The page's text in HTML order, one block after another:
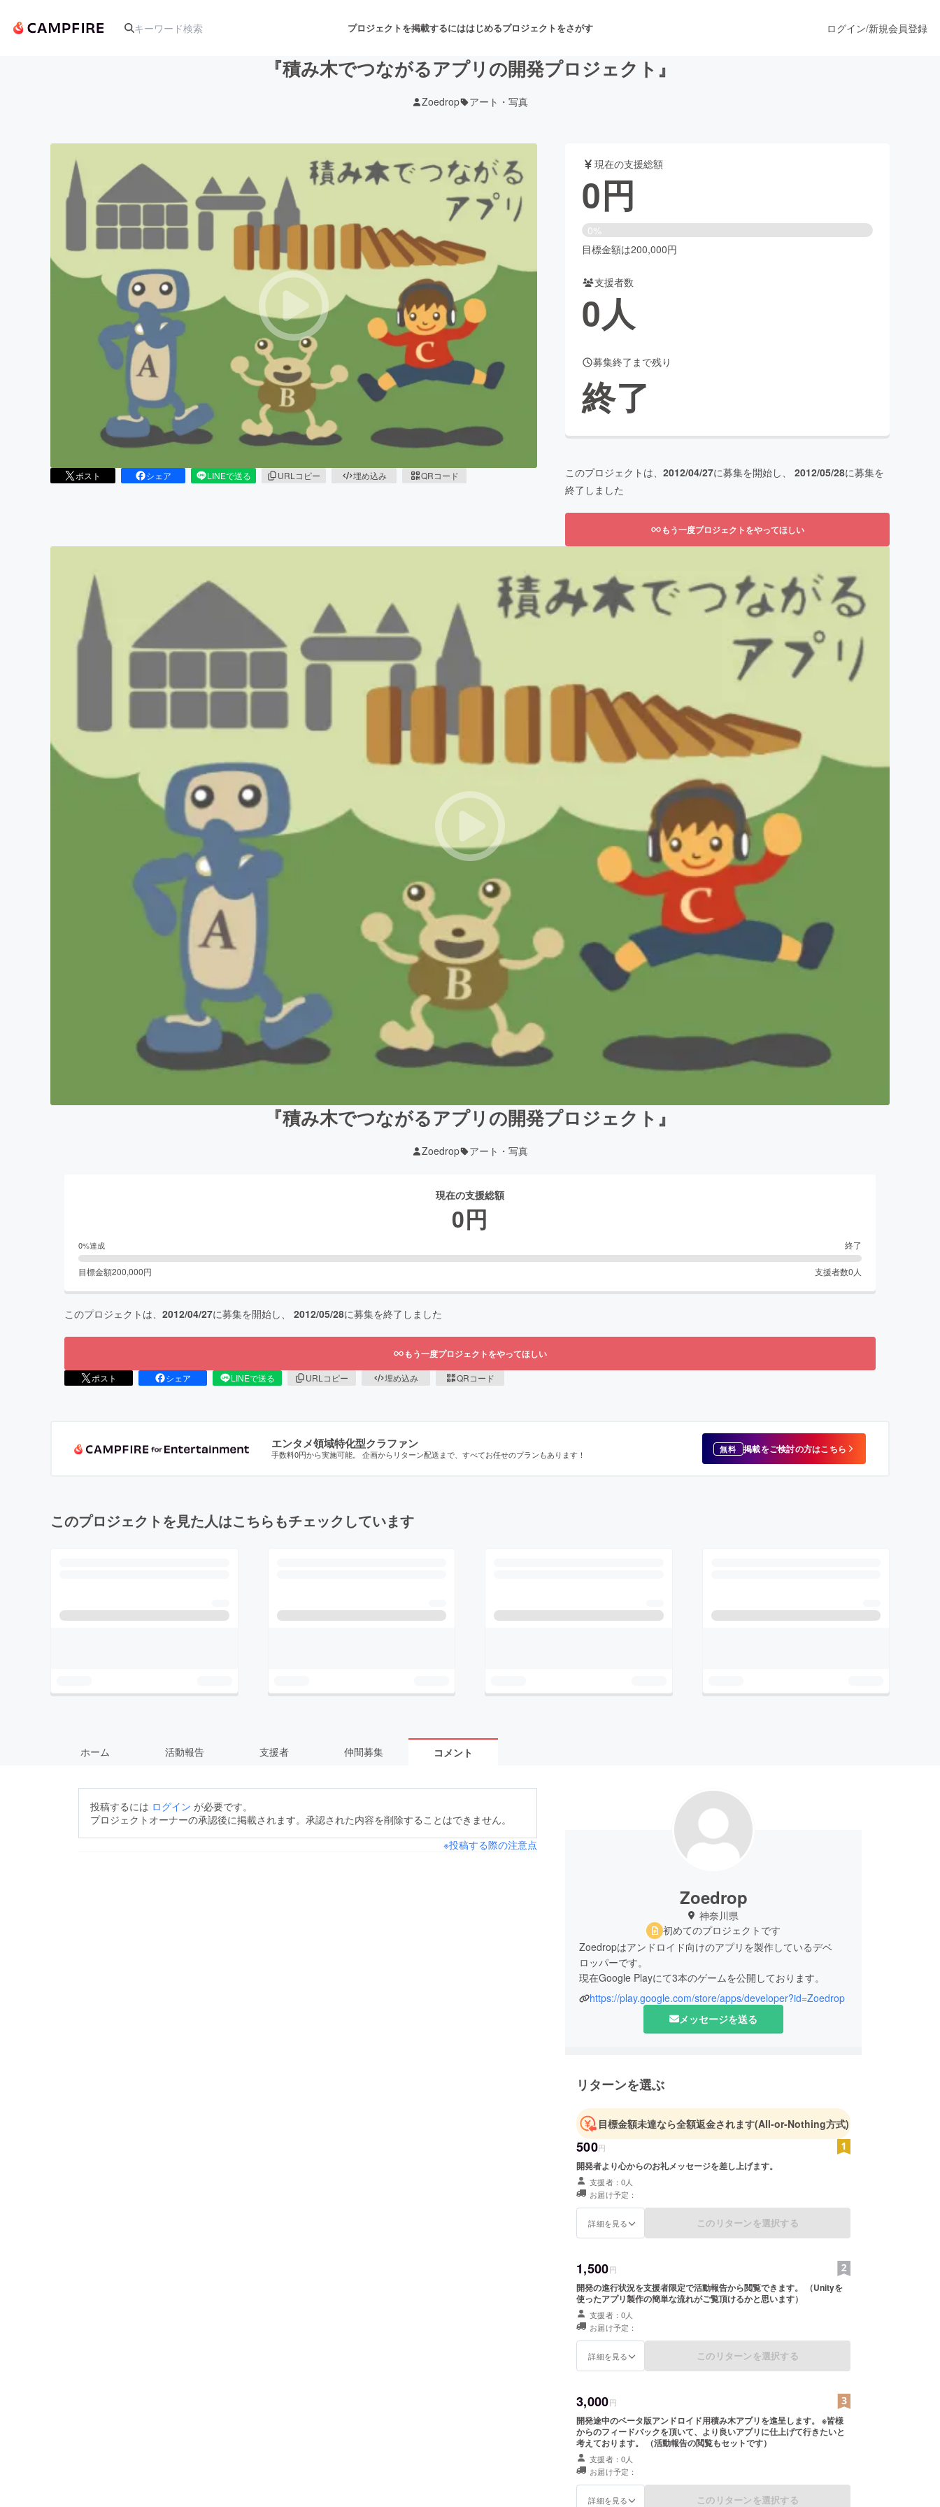
プロジェクトを掲載するにははじめるプロジェクトをさがす
アート・写真 音楽 舞台・パフォーマンス
テクノロジー・ガジェット フード・飲食店
映像・映画 書籍・雑誌出版
ビジネス・起業 ビューティー・ヘルスケア
まちづくり・地域活性化
CAMPFIRE for Social Good CAMPFIRE Creation
CAMPFIREふるさと納税 machi-ya
ログイン/新規会員登録
『積み木でつながるアプリの開発プロジェクト』
Zoedrop アート・写真
ポスト シェア LINEで送る URLコピー 埋め込み QRコード
現在の支援総額
0円
0%
目標金額は200,000円
支援者数
0人
募集終了まで残り
終了
このプロジェクトは、 2012/04/27に募集を開始し、 2012/05/28に募集を
終了しました
もう一度プロジェクトをやってほしい
『積み木でつながるアプリの開発プロジェクト』
Zoedrop アート・写真
現在の支援総額
0円
0%達成 終了
目標金額200,000円 支援者数0 人
このプロジェクトは、 2012/04/27に募集を開始し、 2012/05/28に募集を終了しました
もう一度プロジェクトをやってほしい
ポスト シェア LINEで送る URLコピー 埋め込み QRコード
エンタメ領域特化型クラファン
手数料0円から実施可能。 企画からリターン配送まで、すべてお任せのプランもあります！ 無料 掲載をご検討の方はこちら
このプロジェクトを見た人はこちらもチェックしています
ホーム 活動報告 支援者 仲間募集 コメント
投稿するには ログイン が必要です。
プロジェクトオーナーの承認後に掲載されます。承認された内容を削除することはできません。
※投稿する際の注意点
Zoedrop
神奈川県
初めてのプロジェクトです
Zoedropはアンドロイド向けのアプリを製作しているデベ
ロッパーです。
現在Google Playにて3本のゲームを公開しております。
2011年公開
シガレッポン
Google Play
https://play.google.com/store/apps/developer?id=Zoedrop
メッセージを送る
リターンを選ぶ
目標金額未達なら全額返金されます(All-or-Nothing方式)
500円
開発者より心からのお礼メッセージを差し上げます。
支援者：0人
お届け予定：
詳細を見る このリターンを選択する
1,500円
開発の進行状況を支援者限定で活動報告から閲覧できます。 （Unityを
使ったアプリ製作の簡単な流れがご覧頂けるかと思います）
支援者：0人
お届け予定：
詳細を見る このリターンを選択する
3,000円
開発途中のベータ版アンドロイド用積み木アプリを進呈します。 ※皆様
からのフィードバックを頂いて、より良いアプリに仕上げて行きたいと
考えております。 （活動報告の閲覧もセットです）
支援者：0人
お届け予定：
詳細を見る このリターンを選択する